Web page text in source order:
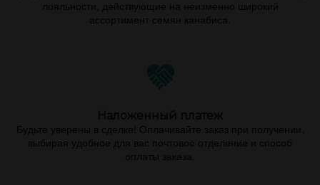
лояльности, действующие на неизменно широкий
ассортимент семян канабиса.
Будьте уверены в сделке! Оплачивайте заказ при получении,
выбирая удобное для вас почтовое отделение и способ
оплаты заказа.